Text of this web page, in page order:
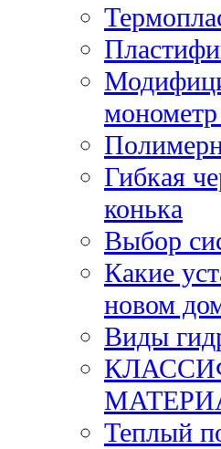
Гибкая
конька
Выбор
Какие
новом
Виды
Теплый